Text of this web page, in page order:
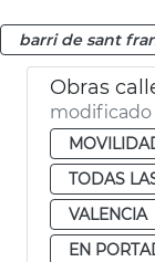
barri de sant
Obras
modificado
TODAS
VALENCIA
EN